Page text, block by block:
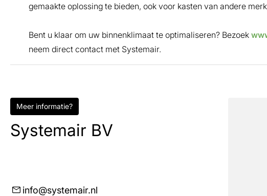
gemaakte oplossing te bieden, ook voor kasten van andere
Bent u klaar om uw binnenklimaat te optimaliseren? Bezoek
neem direct contact met Systemair.
Meer informatie?
Systemair BV
info@systemair.nl